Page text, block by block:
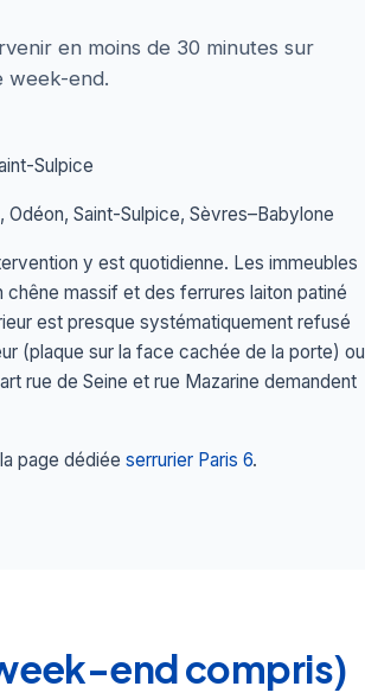
en moins de 30 minutes sur
week-end.
Sulpice
Saint-Sulpice, Sèvres–Babylone
y est quotidienne. Les immeubles
massif et des ferrures laiton patiné
est presque systématiquement refusé
(plaque sur la face cachée de la porte) ou
rue de Seine et rue Mazarine demandent
page dédiée serrurier Paris 6.
end compris)